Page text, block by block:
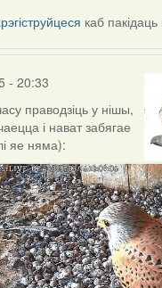
каб
- 20:33
праводзіць у нішы,
і нават забягае
яе няма):